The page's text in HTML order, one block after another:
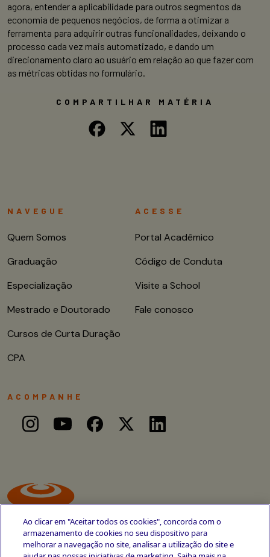
agora, entender a aplicabilidade para outros segmentos da
economia de pequenos negócios, de forma a otimizar a
ferramenta para adquirir outras funcionalidades, deixando o
processo cada vez mais automatizado, e dando um
direcionamento claro ao usuário em relação ao que fazer com
as métricas obtidas no formulário.
COMPARTILHAR MATÉRIA
NAVEGUE
Quem Somos
Graduação
Especialização
Mestrado e Doutorado
Cursos de Curta Duração
CPA
ACESSE
Portal Acadêmico
Código de Conduta
Visite a School
Fale conosco
ACOMPANHE
Ao clicar em "Aceitar todos os cookies", concorda com o
armazenamento de cookies no seu dispositivo para
melhorar a navegação no site, analisar a utilização do site e